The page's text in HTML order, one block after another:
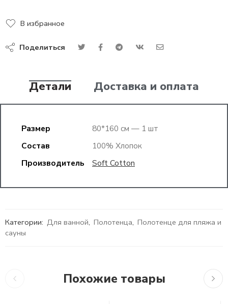
В избранное
Поделиться
Детали Доставка и оплата
Размер
80*160 см — 1 шт
Состав
100% Хлопок
Производитель
Soft Cotton
Категории: Для ванной, Полотенца, Полотенце для пляжа и
сауны
Похожие товары